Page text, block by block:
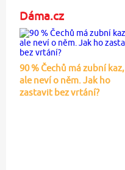
Dáma.cz
90 % Čechů má zubní kaz,
ale neví o něm. Jak ho
zastavit bez vrtání?